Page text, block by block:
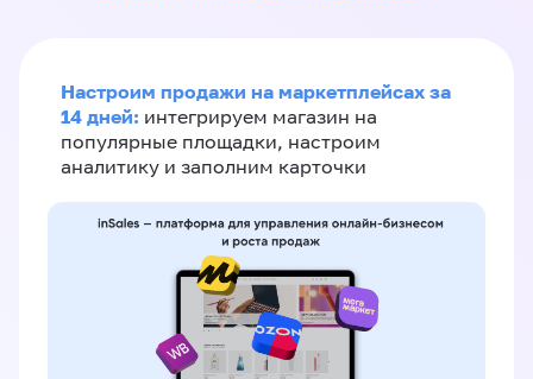
Настроим продажи на маркетплейсах за
14 дней: интегрируем магазин на
популярные площадки, настроим
аналитику и заполним карточки